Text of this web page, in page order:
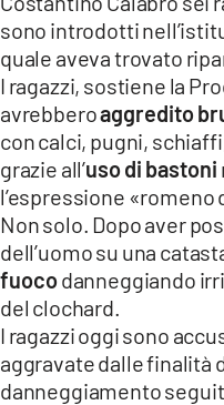
ILREGGINO.IT
COSENZACHANNEL.IT
ILVIBONESE.IT
CATANZAROCHANNEL.IT
LACAPITALENEWS.IT
App
ANDROID
APPLE
sono introdotti
quale aveva trovato
I ragazzi, sostiene la
avrebberoaggredito
con calci, pugni,
grazie all’uso di bastoni
l’espressione «romeno
Non solo. Dopo aver
dell’uomo su una
fuocodanneggiando
del clochard.
I ragazzi oggi sono
aggravate dalle finalità
danneggiamento